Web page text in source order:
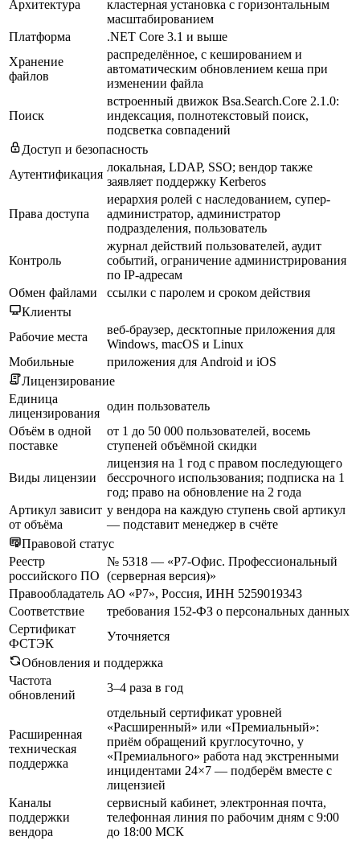
Архитектура
кластерная установка с горизонтальным
масштабированием
Платформа
.NET Core 3.1 и выше
Хранение
файлов
распределённое, с кешированием и
автоматическим обновлением кеша при
изменении файла
Поиск
встроенный движок Bsa.Search.Core 2.1.0:
индексация, полнотекстовый поиск,
подсветка совпадений
Доступ и безопасность
Аутентификация
локальная, LDAP, SSO; вендор также
заявляет поддержку Kerberos
Права доступа
иерархия ролей с наследованием, супер-
администратор, администратор
подразделения, пользователь
Контроль
журнал действий пользователей, аудит
событий, ограничение администрирования
по IP-адресам
Обмен файлами
ссылки с паролем и сроком действия
Клиенты
Рабочие места
веб-браузер, десктопные приложения для
Windows, macOS и Linux
Мобильные
приложения для Android и iOS
Лицензирование
Единица
лицензирования
один пользователь
Объём в одной
поставке
от 1 до 50 000 пользователей, восемь
ступеней объёмной скидки
Виды лицензии
лицензия на 1 год с правом последующего
бессрочного использования; подписка на 1
год; право на обновление на 2 года
Артикул зависит
от объёма
у вендора на каждую ступень свой артикул
— подставит менеджер в счёте
Правовой статус
Реестр
российского ПО
№ 5318 — «Р7-Офис. Профессиональный
(серверная версия)»
Правообладатель АО «Р7», Россия, ИНН 5259019343
Соответствие
требования 152-ФЗ о персональных данных
Сертификат
ФСТЭК
Уточняется
Обновления и поддержка
Частота
обновлений
3–4 раза в год
Расширенная
техническая
поддержка
отдельный сертификат уровней
«Расширенный» или «Премиальный»:
приём обращений круглосуточно, у
«Премиального» работа над экстренными
инцидентами 24×7 — подберём вместе с
лицензией
Каналы
поддержки
вендора
сервисный кабинет, электронная почта,
телефонная линия по рабочим дням с 9:00
до 18:00 МСК